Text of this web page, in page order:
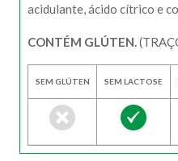
acidulante, ácido cítrico e
CONTÉM GLÚTEN.
SEM GLÚTEN SEM LACTOSE